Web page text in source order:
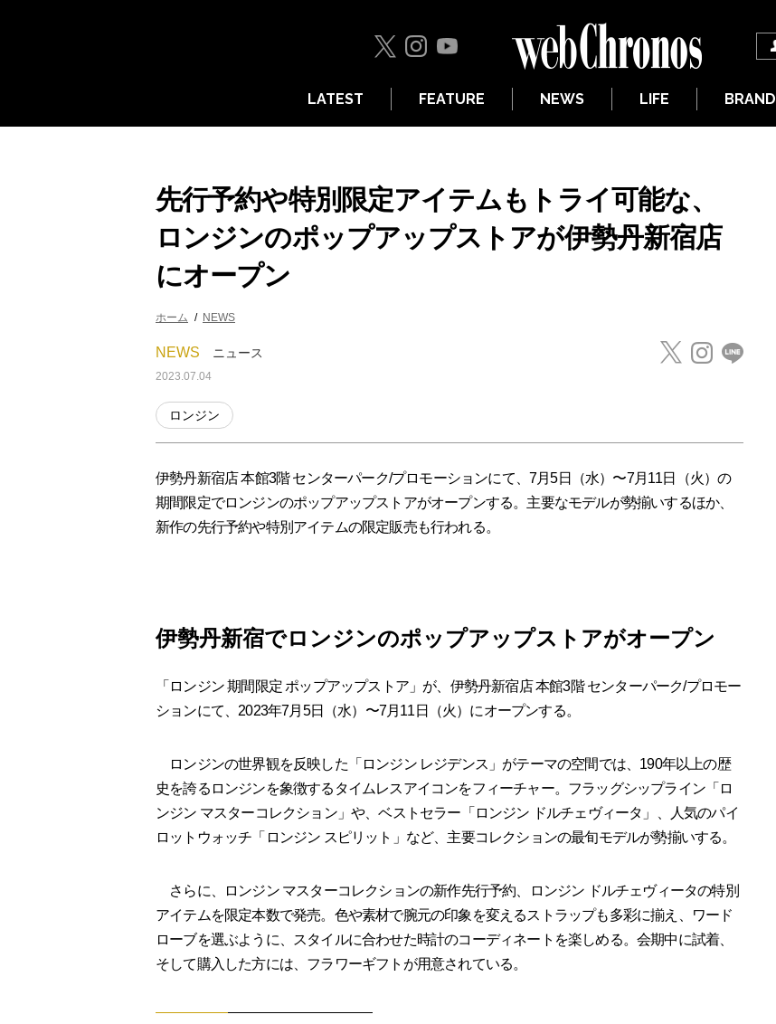
LATEST FEATURE NEWS LIFE BRAND
先行予約や特別限定アイテムもトライ可能な、
ロンジンのポップアップストアが伊勢丹新宿店
にオープン
ホーム NEWS
NEWS ニュース
2023.07.04
ロンジン
伊勢丹新宿店 本館3階 センターパーク/プロモーションにて、7⽉5⽇（⽔）〜7⽉11⽇（⽕）の
期間限定でロンジンのポップアップストアがオープンする。主要なモデルが勢揃いするほか、
新作の先行予約や特別アイテムの限定販売も行われる。
伊勢丹新宿でロンジンのポップアップストアがオープン
「ロンジン 期間限定 ポップアップストア」が、伊勢丹新宿店 本館3階 センターパーク/プロモー
ションにて、2023年7⽉5⽇（⽔）〜7⽉11⽇（⽕）にオープンする。
ロンジンの世界観を反映した「ロンジン レジデンス」がテーマの空間では、190年以上の歴
史を誇るロンジンを象徴するタイムレスアイコンをフィーチャー。フラッグシップライン「ロ
ンジン マスターコレクション」や、ベストセラー「ロンジン ドルチェヴィータ」、人気のパイ
ロットウォッチ「ロンジン スピリット」など、主要コレクションの最旬モデルが勢揃いする。
さらに、ロンジン マスターコレクションの新作先⾏予約、ロンジン ドルチェヴィータの特別
アイテムを限定本数で発売。色や素材で腕元の印象を変えるストラップも多彩に揃え、ワード
ローブを選ぶように、スタイルに合わせた時計のコーディネートを楽しめる。会期中に試着、
そして購入した方には、フラワーギフトが用意されている。